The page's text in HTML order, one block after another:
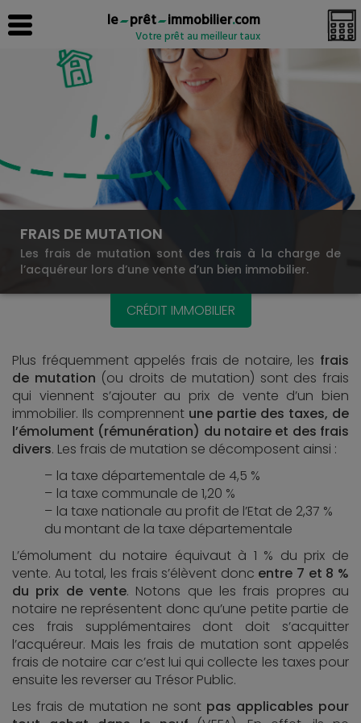
le prêt immobilier.com
Votre prêt au meilleur taux
FRAIS DE MUTATION
Les frais de mutation sont des frais à la charge de
l’acquéreur lors d’une vente d’un bien immobilier.
CRÉDIT IMMOBILIER
Plus fréquemment appelés frais de notaire, les frais
de mutation (ou droits de mutation) sont des frais
qui viennent s’ajouter au prix de vente d’un bien
immobilier. Ils comprennent une partie des taxes, de
l’émolument (rémunération) du notaire et des frais
divers. Les frais de mutation se décomposent ainsi :
la taxe départementale de 4,5 %
la taxe communale de 1,20 %
la taxe nationale au profit de l’Etat de 2,37 %
du montant de la taxe départementale
L’émolument du notaire équivaut à 1 % du prix de
vente. Au total, les frais s’élèvent donc entre 7 et 8 %
du prix de vente. Notons que les frais propres au
notaire ne représentent donc qu’une petite partie de
ces frais supplémentaires dont doit s’acquitter
l’acquéreur. Mais les frais de mutation sont appelés
frais de notaire car c’est lui qui collecte les taxes pour
ensuite les reverser au Trésor Public.
Les frais de mutation ne sont pas applicables pour